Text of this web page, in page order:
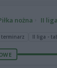
nożna II liga
II liga -